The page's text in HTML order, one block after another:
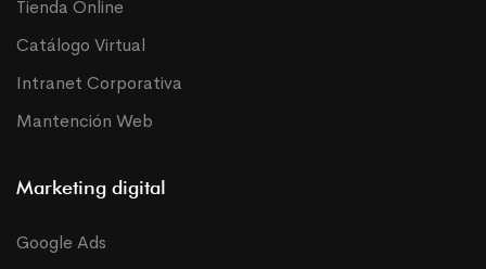
Tienda Online
Catálogo Virtual
Intranet Corporativa
Mantención Web
Marketing digital
Google Ads